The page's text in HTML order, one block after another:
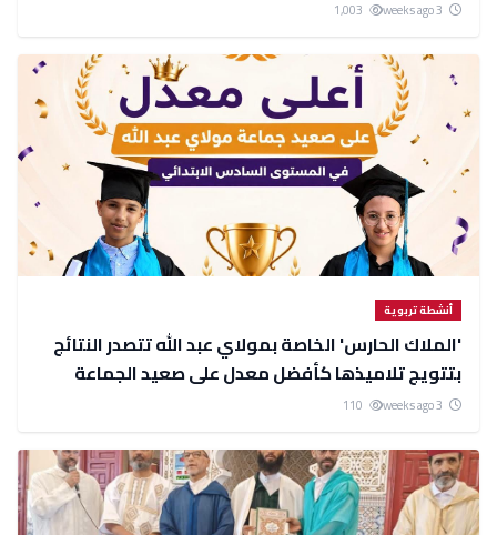
الإنجليزية
أنشطة تربوية
'الملاك الحارس' الخاصة بمولاي عبد الله تتصدر النتائج
بتتويج تلاميذها كأفضل معدل على صعيد الجماعة